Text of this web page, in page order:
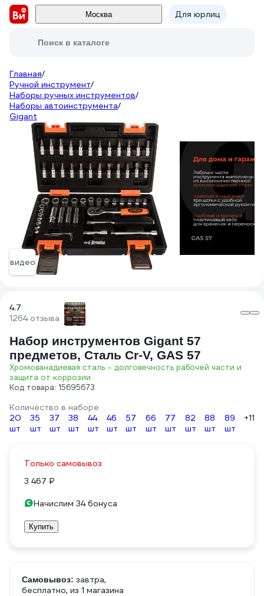
Москва Для юрлиц
Поиск в каталоге
Главная/
Ручной инструмент/
Наборы ручных инструментов/
Наборы автоинструмента/
Gigant
видео
4.7
1264 отзыва
Набор инструментов Gigant 57
предметов, Сталь Cr-V, GAS 57
Хромованадиевая сталь – долговечность рабочей части и
защита от коррозии
Код товара: 15695673
Количество в наборе
20
шт
35
шт
37
шт
38
шт
44
шт
46
шт
57
шт
66
шт
77
шт
82
шт
88
шт
89
шт
+11
Только самовывоз
3 467 ₽
Начислим 34 бонуса
Купить
Самовывоз: завтра,
бесплатно, из 1 магазина